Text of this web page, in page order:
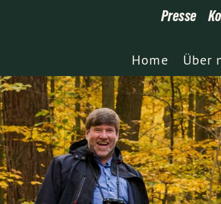
Presse
Home Über